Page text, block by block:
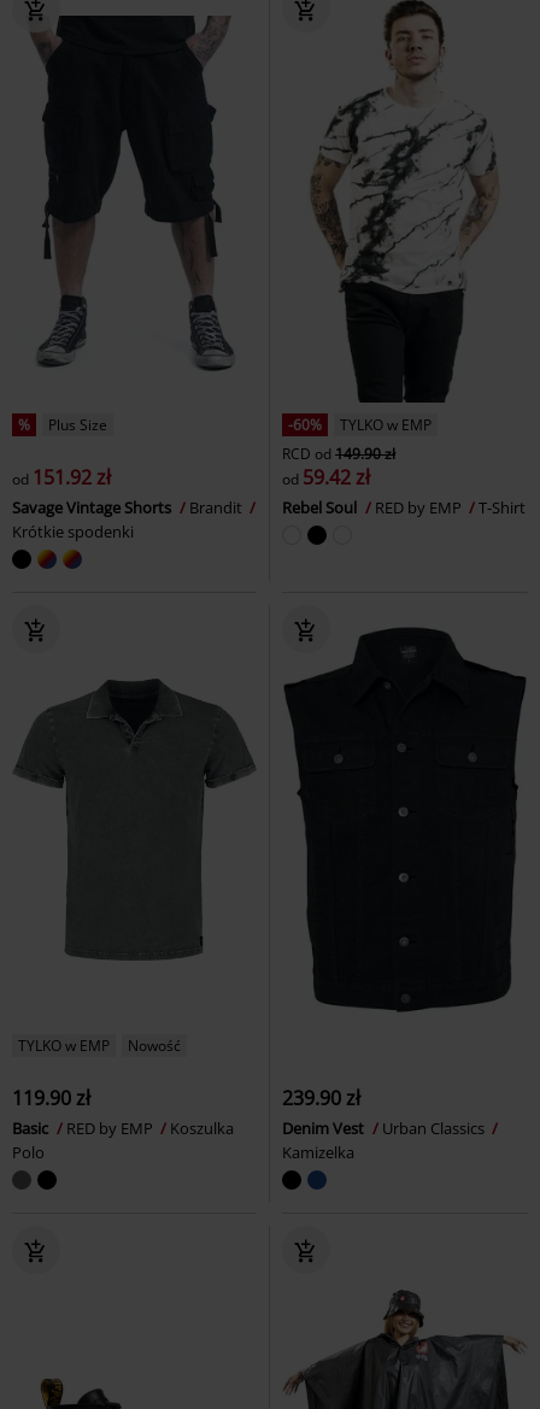
% Plus Size
od 151.92 zł
Savage Vintage Shorts
Brandit
Krótkie spodenki
-60%
TYLKO w EMP
RCD od 149.90 zł
od 59.42 zł
Rebel Soul RED by EMP T-Shirt
TYLKO w EMP Nowość
119.90 zł
Basic RED by EMP
Koszulka
Polo
239.90 zł
Denim Vest
Urban Classics
Kamizelka